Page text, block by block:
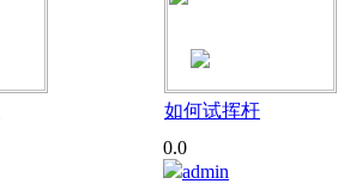
如何试挥杆
0.0
admin